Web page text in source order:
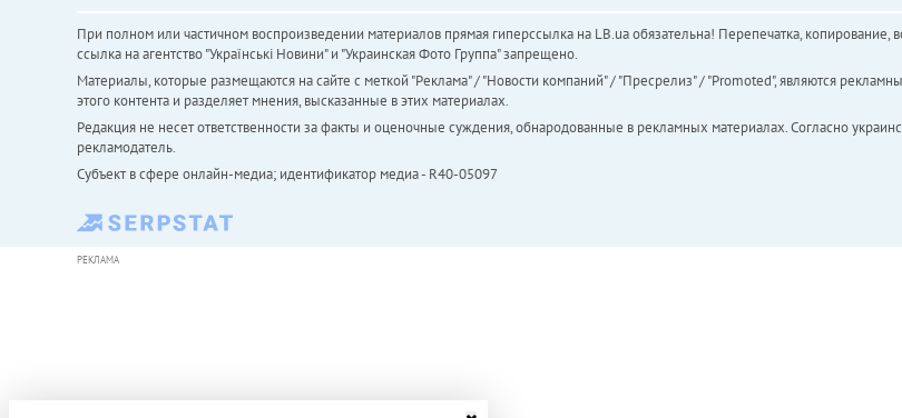
При полном или частичном воспроизведении материалов прямая гиперссылка на LB.ua обязательна! Перепечатка,
ссылка на агентство "Українськi Новини" и "Украинская Фото Группа" запрещено.
Материалы, которые размещаются на сайте с меткой "Реклама" / "Новости компаний" / "Пресрелиз" / "Promoted", являются
этого контента и разделяет мнения, высказанные в этих материалах.
Редакция не несет ответственности за факты и оценочные суждения, обнародованные в рекламных материалах. Согласно
рекламодатель.
Субъект в сфере онлайн-медиа; идентификатор медиа - R40-05097
РЕКЛАМА